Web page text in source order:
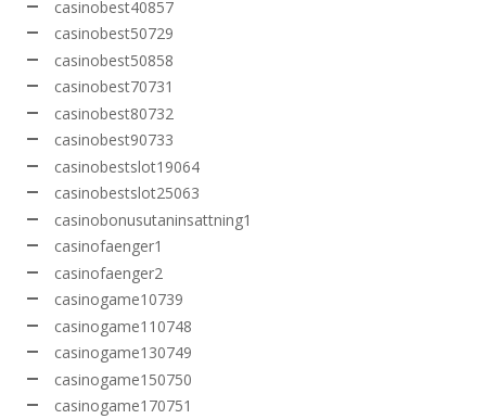
casinobest40857
casinobest50729
casinobest50858
casinobest70731
casinobest80732
casinobest90733
casinobestslot19064
casinobestslot25063
casinobonusutaninsattning1
casinofaenger1
casinofaenger2
casinogame10739
casinogame110748
casinogame130749
casinogame150750
casinogame170751